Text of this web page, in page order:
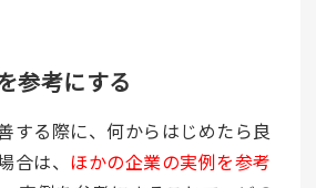
参考にする
する際に、何からはじめたら良
合は、 ほかの企業の実例を参考